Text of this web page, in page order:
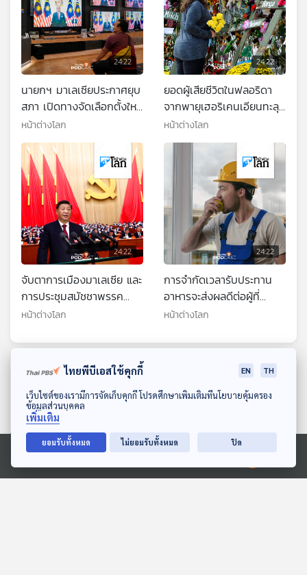
ดาวน์โหลด Thai PBS Podcast Application
Ⓒ 2020 องค์การกระจายเสียงและแพร่ภาพสาธารณะแห่งประเทศไทย
24:22
นายกฯ มาเลเซียประกาศยุบ
สภา เปิดทางจัดเลือกตั้งใหม่
ก่อนสิ้นปี
หน้าต่างโลก
24:22
ยอดผู้เสียชีวิตในฟลอริดา
จากพายุเฮอริเคนเอียนทะลุ
100 คน
หน้าต่างโลก
24:22
จับตาการเมืองมาเลเซีย และ
การประชุมสมัชชาพรรค
คอมมิวนิสต์ของจีน
หน้าต่างโลก
24:22
การจำกัดเวลารับประทาน
อาหารจะส่งผลดีต่อผู้ที่
ทำงานเป็นกะ
หน้าต่างโลก
ตอนที่เกี่ยวข้องไทยพีบีเอสใช้คุกกี้ EN TH
เว็บไซต์ของเรามีการจัดเก็บคุกกี้ โปรดศึกษาเพิ่มเติมที่นโยบายคุ้มครอง
ข้อมูลส่วนบุคคล
เพิ่มเติม
ยอมรับทั้งหมด ไม่ยอมรับทั้งหมด ปิด